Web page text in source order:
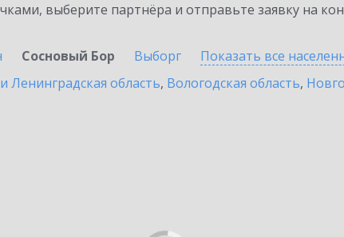
выберите партнёра и отправьте заявку на
Сосновый Бор Выборг Показать все
Ленинградская область, Вологодская область,